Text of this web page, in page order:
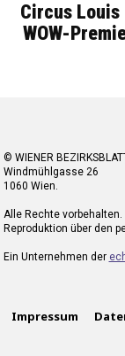
Circus Louis
WOW-
© WIENER
Windmühlgasse 26
1060 Wien.
Alle Rechte
Reproduktion über den
Ein Unternehmen der
Impressum